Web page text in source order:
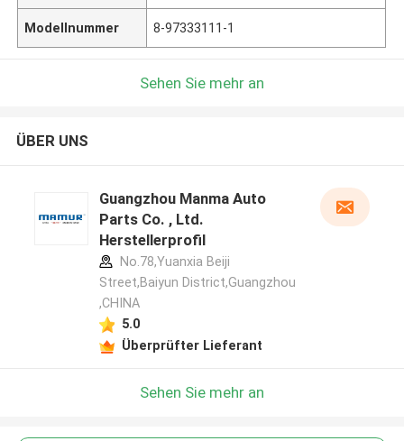
Modellnummer 8-97333111-1
Sehen Sie mehr an
ÜBER UNS
Guangzhou Manma Auto
Parts Co. , Ltd.
Herstellerprofil
No.78,Yuanxia Beiji
Street,Baiyun District,Guangzhou
,CHINA
5.0
Überprüfter Lieferant
Sehen Sie mehr an